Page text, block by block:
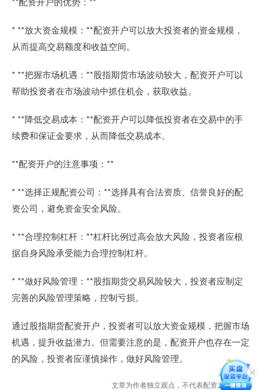
* **放大资金规模：**配资开户可以放大投资者的资金规模，
从而提高交易额度和收益空间。
* **把握市场机遇：**股指期货市场波动较大，配资开户可以
帮助投资者在市场波动中抓住机会，获取收益。
* **降低交易成本：**配资开户可以降低投资者在交易中的手
续费和保证金要求，从而降低交易成本。
**配资开户的注意事项：**
* **选择正规配资公司：**选择具有合法资质、信誉良好的配
资公司，避免资金安全风险。
* **合理控制杠杆：**杠杆比例过高会放大风险，投资者应根
据自身风险承受能力合理控制杠杆。
* **做好风险管理：**股指期货交易风险较大，投资者应制定
完善的风险管理策略，控制亏损。
通过股指期货配资开户，投资者可以放大资金规模，把握市场
机遇，提升收益潜力。但需要注意的是，配资开户也存在一定
的风险，投资者应谨慎操作，做好风险管理。
文章为作者独立观点，不代表配资之家观点